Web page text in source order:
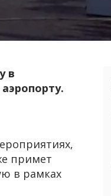
в
примет
в рамках